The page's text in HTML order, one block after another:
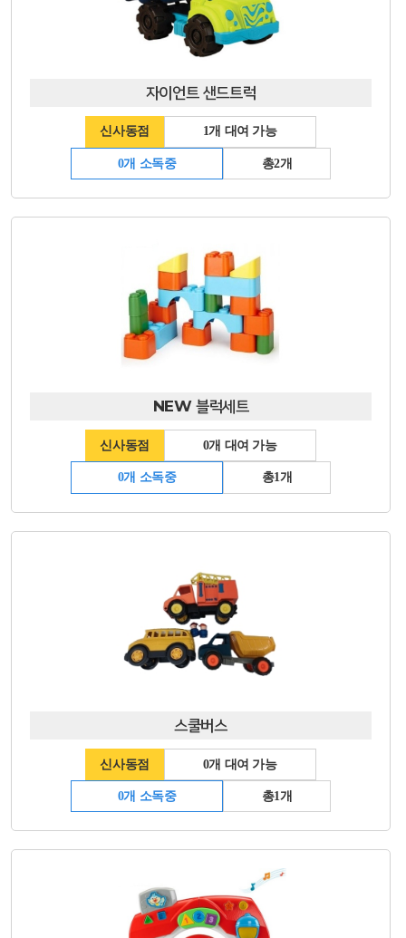
자이언트 샌드트럭
신사동점 1개 대여 가능
0개 소독중 총2개
NEW 블럭세트
신사동점 0개 대여 가능
0개 소독중 총1개
스쿨버스
신사동점 0개 대여 가능
0개 소독중 총1개